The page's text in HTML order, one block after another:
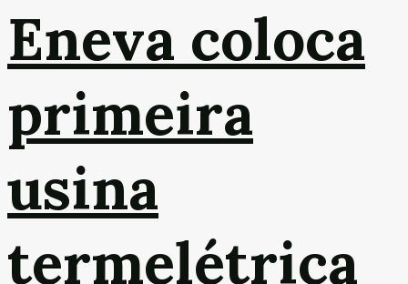
Eneva coloca
primeira
usina
termelétrica